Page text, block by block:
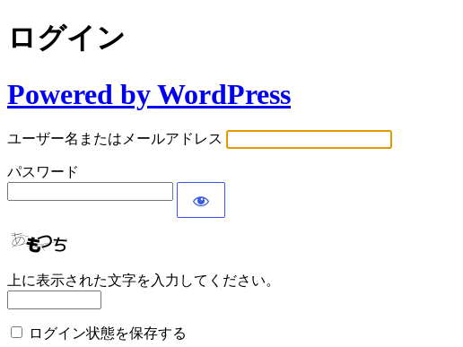
ログイン
Powered by WordPress
ユーザー名またはメールアドレス
パスワード
上に表示された文字を入力してください。
ログイン状態を保存する